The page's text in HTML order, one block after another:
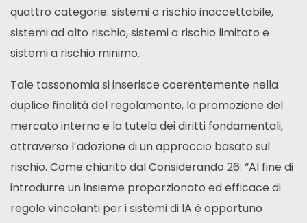
quattro categorie: sistemi a rischio inaccettabile,
sistemi ad alto rischio, sistemi a rischio limitato e
sistemi a rischio minimo.
Tale tassonomia si inserisce coerentemente nella
duplice finalità del regolamento, la promozione del
mercato interno e la tutela dei diritti fondamentali,
attraverso l’adozione di un approccio basato sul
rischio. Come chiarito dal Considerando 26: “Al fine di
introdurre un insieme proporzionato ed efficace di
regole vincolanti per i sistemi di IA è opportuno